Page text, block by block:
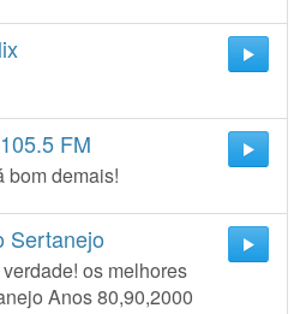
FM
bom demais!
Sertanejo
os melhores
Anos 80,90,2000